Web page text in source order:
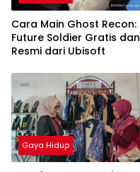
Cara Main Ghost Recon:
Future Soldier Gratis dan
Resmi dari Ubisoft
Gaya Hidup